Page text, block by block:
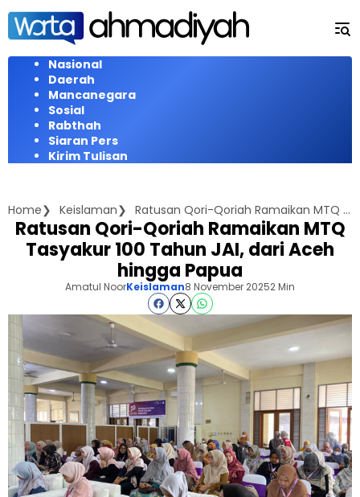
Langsung
konten
Nasional
Daerah
Mancanegara
Sosial
Rabthah
Siaran Pers
Kirim Tulisan
Home Keislaman Ratusan Qori-Qoriah Ramaikan MTQ Tasyakur 100 Tahun JAI, dari Aceh hingga Papua
Ratusan Qori-Qoriah Ramaikan MTQ
Tasyakur 100 Tahun JAI, dari Aceh
hingga Papua
Amatul NoorKeislaman8 November 20252 Min